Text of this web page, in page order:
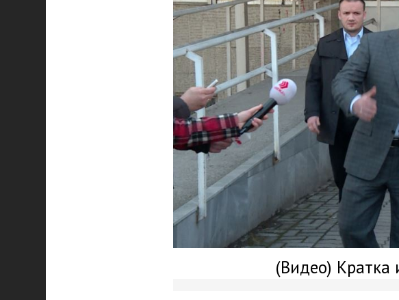
(Видео) Кратка